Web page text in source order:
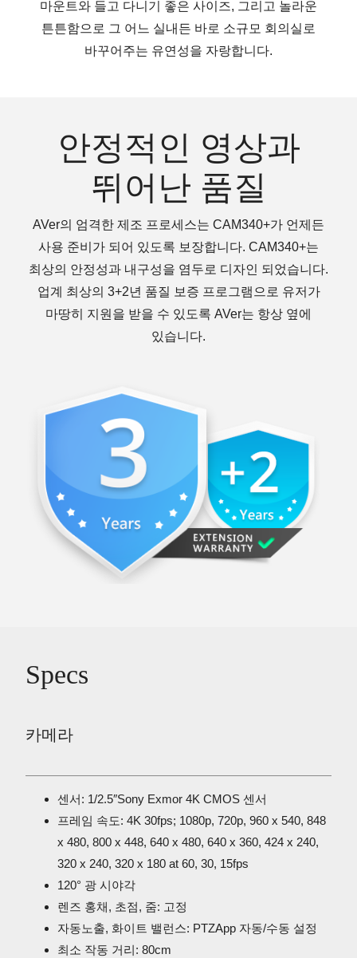
마운트와 들고 다니기 좋은 사이즈, 그리고 놀라운
튼튼함으로 그 어느 실내든 바로 소규모 회의실로
바꾸어주는 유연성을 자랑합니다.
안정적인 영상과
뛰어난 품질
AVer의 엄격한 제조 프로세스는 CAM340+가 언제든
사용 준비가 되어 있도록 보장합니다. CAM340+는
최상의 안정성과 내구성을 염두로 디자인 되었습니다.
업계 최상의 3+2년 품질 보증 프로그램으로 유저가
마땅히 지원을 받을 수 있도록 AVer는 항상 옆에
있습니다.
Specs
카메라
센서: 1/2.5″Sony Exmor 4K CMOS 센서
프레임 속도: 4K 30fps; 1080p, 720p, 960 x 540, 848
x 480, 800 x 448, 640 x 480, 640 x 360, 424 x 240,
320 x 240, 320 x 180 at 60, 30, 15fps
120° 광 시야각
렌즈 홍채, 초점, 줌: 고정
자동노출, 화이트 밸런스: PTZApp 자동/수동 설정
최소 작동 거리: 80cm